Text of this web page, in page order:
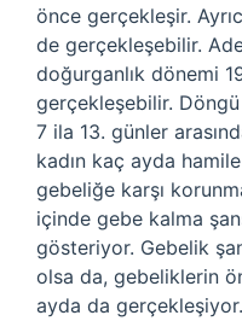
önce gerçekleşir.
de gerçekleşebilir.
doğurganlık dönemi
gerçekleşebilir.
7 ila 13. günler
kadın kaç ayda
gebeliğe karşı
içinde gebe kalma
gösteriyor. Gebelik
olsa da, gebeliklerin
ayda da